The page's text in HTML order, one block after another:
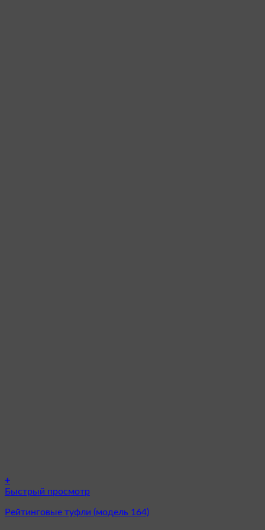
+
Этот
имеет
Быстрый просмотр
Рейтинговые туфли (модель 164)